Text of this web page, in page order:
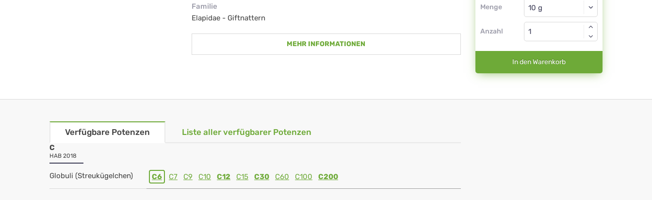
Familie
Elapidae - Giftnattern
MEHR INFORMATIONEN
Menge
Anzahl
In den Warenkorb
Verfügbare Potenzen Liste aller verfügbarer Potenzen
C
HAB 2018
Globuli (Streukügelchen) C6 C7 C9 C10 C12 C15 C30 C60 C100 C200